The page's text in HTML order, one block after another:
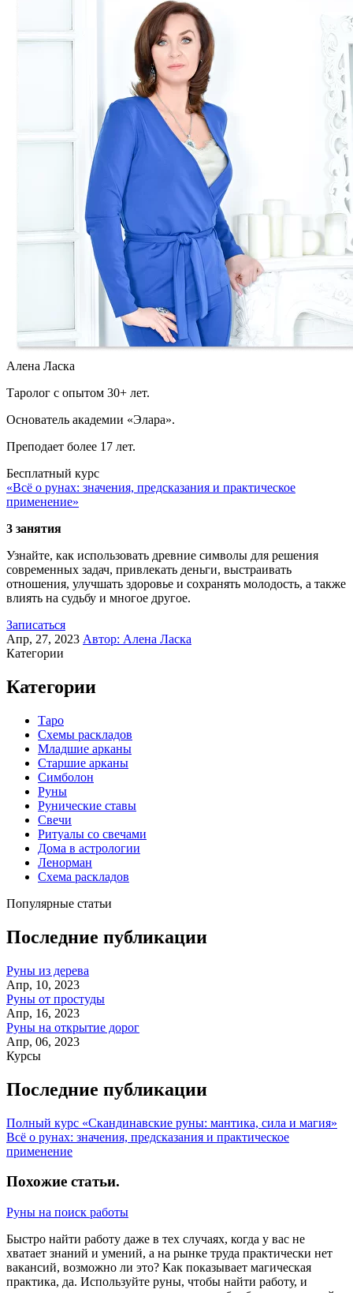
Алена Ласка
Таролог с опытом 30+ лет.
Основатель академии «Элара».
Преподает более 17 лет.
Бесплатный курс
«Всё о рунах: значения, предсказания и практическое
применение»
3 занятия
Узнайте, как использовать древние символы для решения
современных задач, привлекать деньги, выстраивать
отношения, улучшать здоровье и сохранять молодость, а также
влиять на судьбу и многое другое.
Записаться
Апр, 27, 2023 Автор: Алена Ласка
Категории
Категории
Таро
Схемы раскладов
Младшие арканы
Старшие арканы
Симболон
Руны
Рунические ставы
Свечи
Ритуалы со свечами
Дома в астрологии
Ленорман
Схема раскладов
Популярные статьи
Последние публикации
Руны из дерева
Апр, 10, 2023
Руны от простуды
Апр, 16, 2023
Руны на открытие дорог
Апр, 06, 2023
Курсы
Последние публикации
Полный курс «Скандинавские руны: мантика, сила и магия»
Всё о рунах: значения, предсказания и практическое
применение
Похожие статьи.
Руны на поиск работы
Быстро найти работу даже в тех случаях, когда у вас не
хватает знаний и умений, а на рынке труда практически нет
вакансий, возможно ли это? Как показывает магическая
практика, да. Используйте руны, чтобы найти работу, и